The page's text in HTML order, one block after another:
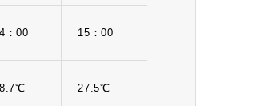
：00 15：00
27.5℃